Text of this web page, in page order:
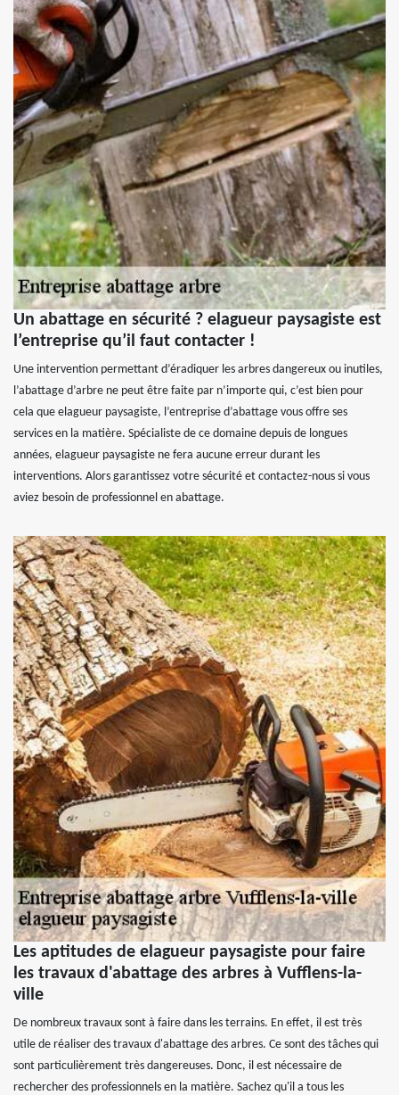
Un abattage en sécurité ? elagueur paysagiste est
l’entreprise qu’il faut contacter !
Une intervention permettant d’éradiquer les arbres dangereux ou inutiles,
l’abattage d’arbre ne peut être faite par n’importe qui, c’est bien pour
cela que elagueur paysagiste, l’entreprise d’abattage vous offre ses
services en la matière. Spécialiste de ce domaine depuis de longues
années, elagueur paysagiste ne fera aucune erreur durant les
interventions. Alors garantissez votre sécurité et contactez-nous si vous
aviez besoin de professionnel en abattage.
Les aptitudes de elagueur paysagiste pour faire
les travaux d'abattage des arbres à Vufflens-la-
ville
De nombreux travaux sont à faire dans les terrains. En effet, il est très
utile de réaliser des travaux d'abattage des arbres. Ce sont des tâches qui
sont particulièrement très dangereuses. Donc, il est nécessaire de
rechercher des professionnels en la matière. Sachez qu'il a tous les